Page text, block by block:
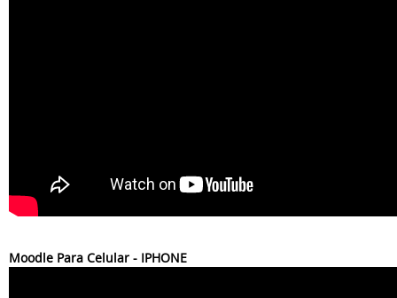
Moodle Para Celular - IPHONE